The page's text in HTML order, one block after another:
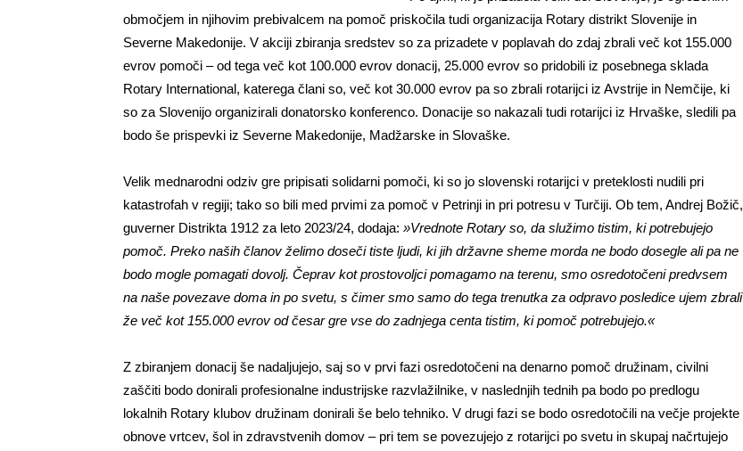
območjem in njihovim prebivalcem na pomoč priskočila tudi organizacija Rotary distrikt Slovenije in
Severne Makedonije. V akciji zbiranja sredstev so za prizadete v poplavah do zdaj zbrali več kot 155.000
evrov pomoči – od tega več kot 100.000 evrov donacij, 25.000 evrov so pridobili iz posebnega sklada
Rotary International, katerega člani so, več kot 30.000 evrov pa so zbrali rotarijci iz Avstrije in Nemčije, ki
so za Slovenijo organizirali donatorsko konferenco. Donacije so nakazali tudi rotarijci iz Hrvaške, sledili pa
bodo še prispevki iz Severne Makedonije, Madžarske in Slovaške.
Velik mednarodni odziv gre pripisati solidarni pomoči, ki so jo slovenski rotarijci v preteklosti nudili pri
katastrofah v regiji; tako so bili med prvimi za pomoč v Petrinji in pri potresu v Turčiji. Ob tem, Andrej Božič,
guverner Distrikta 1912 za leto 2023/24, dodaja: »Vrednote Rotary so, da služimo tistim, ki potrebujejo
pomoč. Preko naših članov želimo doseči tiste ljudi, ki jih državne sheme morda ne bodo dosegle ali pa ne
bodo mogle pomagati dovolj. Čeprav kot prostovoljci pomagamo na terenu, smo osredotočeni predvsem
na naše povezave doma in po svetu, s čimer smo samo do tega trenutka za odpravo posledice ujem zbrali
že več kot 155.000 evrov od česar gre vse do zadnjega centa tistim, ki pomoč potrebujejo.«
Z zbiranjem donacij še nadaljujejo, saj so v prvi fazi osredotočeni na denarno pomoč družinam, civilni
zaščiti bodo donirali profesionalne industrijske razvlažilnike, v naslednjih tednih pa bodo po predlogu
lokalnih Rotary klubov družinam donirali še belo tehniko. V drugi fazi se bodo osredotočili na večje projekte
obnove vrtcev, šol in zdravstvenih domov – pri tem se povezujejo z rotarijci po svetu in skupaj načrtujejo